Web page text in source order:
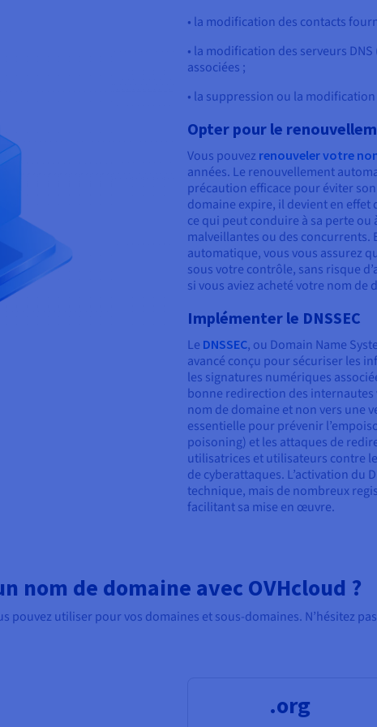
• la modification des contacts
• la modification des serveurs
associées ;
• la suppression ou la
Opter pour le
Vous pouvez renouveler votre
années. Le renouvellement
précaution efficace pour éviter
domaine expire, il devient en
ce qui peut conduire à sa perte
malveillantes ou des
automatique, vous vous assurez
sous votre contrôle, sans risque
si vous aviez acheté votre nom
Implémenter le DNSSEC
Le DNSSEC, ou Domain Name
avancé conçu pour sécuriser les
les signatures numériques
bonne redirection des
nom de domaine et non vers une
essentielle pour prévenir
poisoning) et les attaques de
utilisatrices et utilisateurs contre
de cyberattaques. L’activation du
technique, mais de nombreux
facilitant sa mise en œuvre.
nom de domaine avec OVHcloud ?
pouvez utiliser pour vos domaines et sous-domaines. N’hésitez
.org